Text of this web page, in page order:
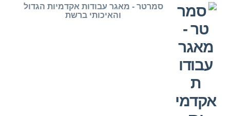
Skip
content
סמרטר - מאגר עבודות אקדמיות הגדול
והאיכותי ברשת